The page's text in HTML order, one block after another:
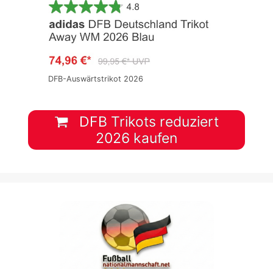
DFB-Auswärtstrikot 2026
DFB Trikots reduziert
2026 kaufen